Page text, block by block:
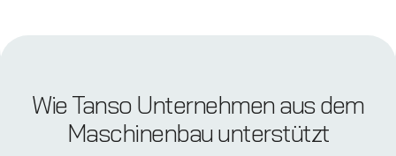
Wie Tanso Unternehmen aus dem
Maschinenbau unterstützt